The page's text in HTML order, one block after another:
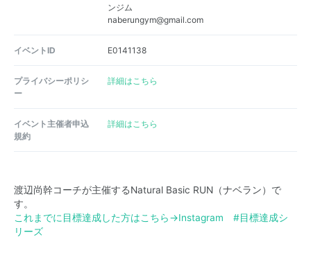
ンジム
naberungym@gmail.com
イベントID E0141138
プライバシーポリシ
ー
詳細はこちら
イベント主催者申込
規約
詳細はこちら
渡辺尚幹コーチが主催するNatural Basic RUN（ナベラン）で
す。
これまでに目標達成した方はこちら→Instagram #目標達成シ
リーズ